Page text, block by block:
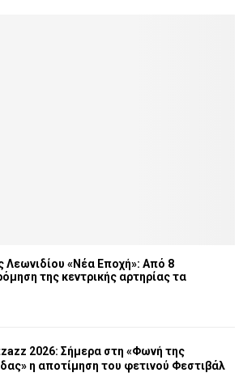
Λεωνιδίου «Νέα Εποχή»: Από 8
της κεντρικής αρτηρίας τα
2026: Σήμερα στη «Φωνή της
η αποτίμηση του φετινού Φεστιβάλ